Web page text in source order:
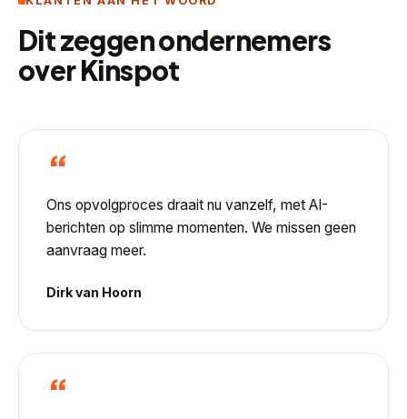
Dit zeggen ondernemers
over Kinspot
“
Ons opvolgproces draait nu vanzelf, met AI-
berichten op slimme momenten. We missen geen
aanvraag meer.
Dirk van Hoorn
“